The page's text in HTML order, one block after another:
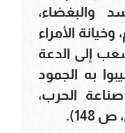
والبغضاء،
الأمراء
إلى الدعة
به الجمود
الحرب،